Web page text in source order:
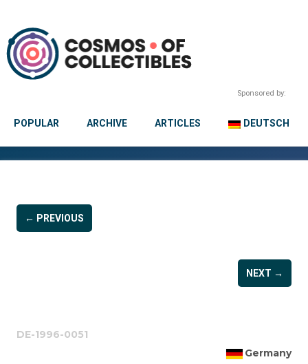
Sponsored by:
POPULAR ARCHIVE ARTICLES DEUTSCH
← PREVIOUS
NEXT →
DE-1996-0051
Germany